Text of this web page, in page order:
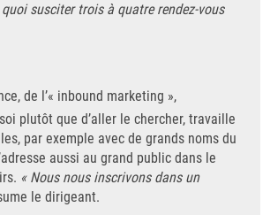
susciter trois à quatre rendez-vous
de l’« inbound marketing »,
plutôt que d’aller le chercher, travaille
par exemple avec de grands noms du
aussi au grand public dans le
« Nous nous inscrivons dans un
le dirigeant.